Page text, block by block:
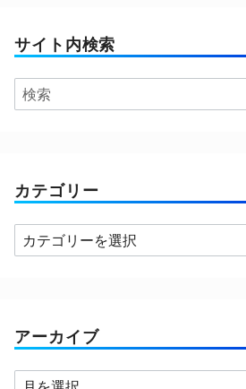
サイト内検索
カテゴリー
カ
テ
ー
アーカイブ
ア